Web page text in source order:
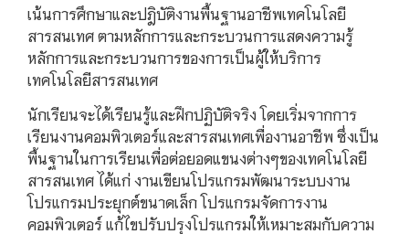
เน้นการศึกษาและปฎิบัติงานพื้นฐานอาชีพเทคโนโลยี
สารสนเทศ ตามหลักการและกระบวนการแสดงความรู้
หลักการและกระบวนการของการเป็นผู้ให้บริการ
เทคโนโลยีสารสนเทศ
นักเรียนจะได้เรียนรู้และฝึกปฏิบัติจริง โดยเริ่มจากการ
เรียนงานคอมพิวเตอร์และสารสนเทศเพื่องานอาชีพ ซึ่งเป็น
พื้นฐานในการเรียนเพื่อต่อยอดแขนงต่างๆของเทคโนโลยี
สารสนเทศ ได้แก่ งานเขียนโปรแกรมพัฒนาระบบงาน
โปรแกรมประยุกต์ขนาดเล็ก โปรแกรมจัดการงาน
คอมพิวเตอร์ แก้ไขปรับปรุงโปรแกรมให้เหมาะสมกับความ